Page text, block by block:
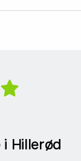
Hillerød